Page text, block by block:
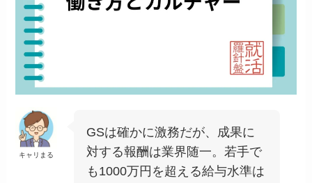
キャリまる
GSは確かに激務だが、成果に
対する報酬は業界随一。若手で
も1000万円を超える給与水準は